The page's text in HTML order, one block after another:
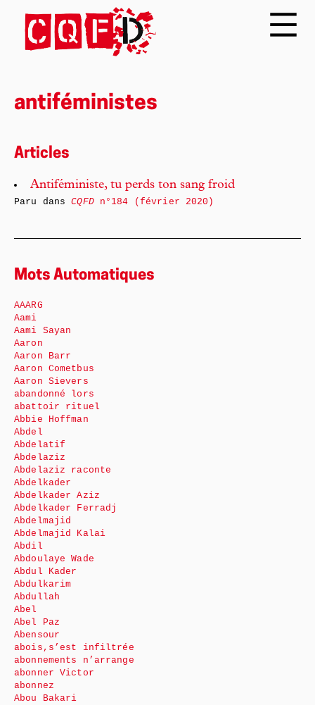
antiféministes
Articles
Antiféministe, tu perds ton sang froid
Paru dansCQFDn°184 (février 2020)
Mots Automatiques
AAARG
Aami
Aami Sayan
Aaron
Aaron Barr
Aaron Cometbus
Aaron Sievers
abandonné lors
abattoir rituel
Abbie Hoffman
Abdel
Abdelatif
Abdelaziz
Abdelaziz raconte
Abdelkader
Abdelkader Aziz
Abdelkader Ferradj
Abdelmajid
Abdelmajid Kalai
Abdil
Abdoulaye Wade
Abdul Kader
Abdulkarim
Abdullah
Abel
Abel Paz
Abensour
abois,s’est infiltrée
abonnements n’arrange
abonner Victor
abonnez
Abou Bakari